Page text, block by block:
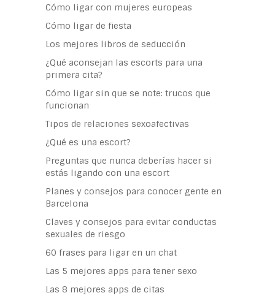
Cómo ligar con mujeres europeas
Cómo ligar de fiesta
Los mejores libros de seducción
¿Qué aconsejan las escorts para una
primera cita?
Cómo ligar sin que se note: trucos que
funcionan
Tipos de relaciones sexoafectivas
¿Qué es una escort?
Preguntas que nunca deberías hacer si
estás ligando con una escort
Planes y consejos para conocer gente en
Barcelona
Claves y consejos para evitar conductas
sexuales de riesgo
60 frases para ligar en un chat
Las 5 mejores apps para tener sexo
Las 8 mejores apps de citas